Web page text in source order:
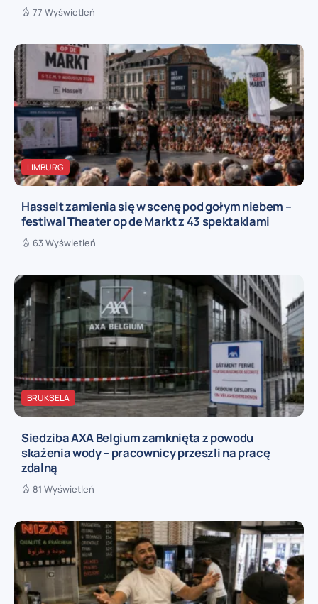
77 Wyświetleń
LIMBURG
Hasselt zamienia się w scenę pod gołym niebem –
festiwal Theater op de Markt z 43 spektaklami
63 Wyświetleń
BRUKSELA
Siedziba AXA Belgium zamknięta z powodu
skażenia wody – pracownicy przeszli na pracę
zdalną
81 Wyświetleń